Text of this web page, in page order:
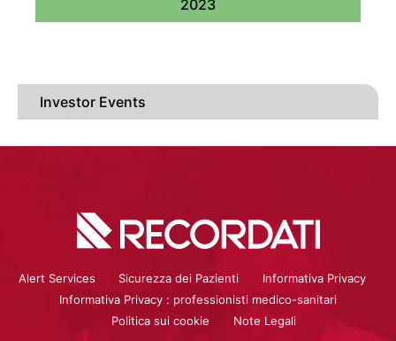
Investor Events
2023
semestrale
Ore 14.00:
conference
call sui
risultati
per il
primo
trimestre
Alert Services Sicurezza dei Pazienti
Informativa Privacy
Informativa Privacy : professionisti medico-sanitari
Politica sui cookie
Note Legali